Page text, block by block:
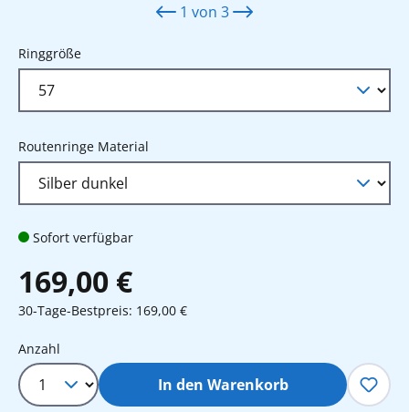
1 von 3
Ringgrößeauswählen
Routenringe Material
Sofort verfügbar
169,00 €
30-Tage-Bestpreis: 169,00 €
Produkt Anzahl: Gib den
Anzahl
In den Warenkorb